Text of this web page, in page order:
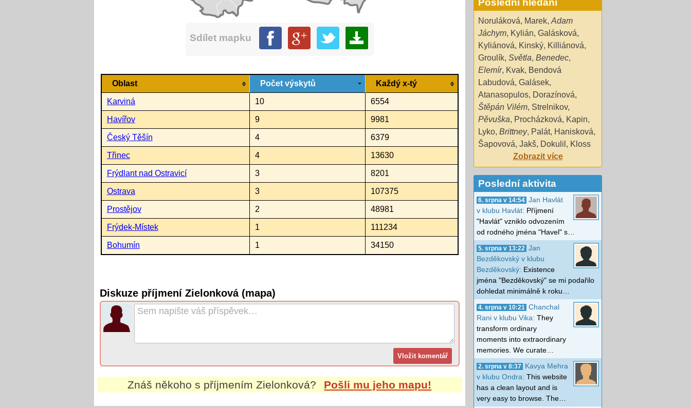
Sdílet mapku
Oblast Počet výskytů Každý x-tý
Karviná 10 6554
Havířov 9 9981
Český Těšín 4 6379
Třinec 4 13630
Frýdlant nad Ostravicí 3 8201
Ostrava 3 107375
Prostějov 2 48981
Frýdek-Místek 1 111234
Bohumín 1 34150
Diskuze příjmení Zielonková (mapa)
Znáš někoho s příjmenímZielonková? Pošli mu jeho mapu!
Poslední hledání
Noruláková, Marek, Adam
Jáchym, Kylián, Galásková,
Kyliánová, Kinský, Killiánová,
Groulík, Světla, Benedec,
Elemír, Kvak, Bendová
Labudová, Galásek,
Atanasopulos, Dorazínová,
Štěpán Vilém, Strelnikov,
Pěvuška, Procházková, Kapin,
Lyko, Brittney, Palát, Hanisková,
Šapovová, Jakš, Dokulil , Kloss
Zobrazit více
Poslední aktivita
6. srpna v 14:54 Jan Havlát
v klubu Havlát: Příjmení
"Havlát" vzniklo odvozením
od rodného jména "Havel" s…
5. srpna v 13:22
Jan
Bezděkovský v klubu
Bezděkovský: Existence
jména "Bezděkovský" se mi podařilo
dohledat minimálně k roku…
4. srpna v 10:21
Chanchal
Rani v klubu Vika: They
transform ordinary
moments into extraordinary
memories. We curate…
2. srpna v 8:37
Kavya Mehra
v klubu Ondra: This website
has a clean layout and is
very easy to browse. The…